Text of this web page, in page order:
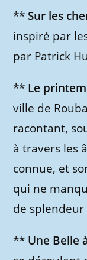
** Sur les
inspiré par
par Patrick
** Le
ville de
racontant,
à travers les
connue, et
qui ne
de splendeur
** Une Belle